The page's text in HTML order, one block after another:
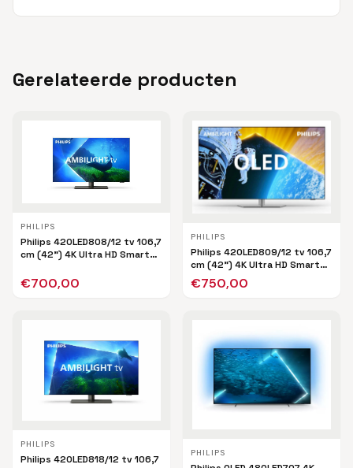
Gerelateerde producten
PHILIPS
Philips 42OLED808/12 tv 106,7
cm (42") 4K Ultra HD Smart
€700,00
PHILIPS
Philips 42OLED809/12 tv 106,7
cm (42") 4K Ultra HD Smart
TV Wifi Zwart
€750,00
PHILIPS
Philips 42OLED818/12 tv 106,7
PHILIPS